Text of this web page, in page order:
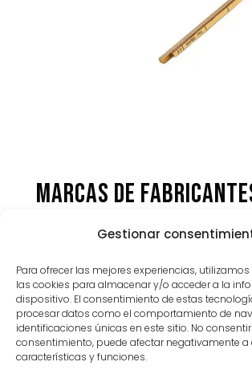
Gestionar
Para ofrecer las mejores experiencias,
las cookies para almacenar y/o acceder a la
dispositivo. El consentimiento de estas
procesar datos como el comportamiento de
identificaciones únicas en este sitio. No consentir
consentimiento, puede afectar negativamente a
características y funciones.
Marcas de
pastillas
variedad de modelos
modernos.
DiMarzio– Enfocados
potente y moderno.
EMG– Líder en pastillas